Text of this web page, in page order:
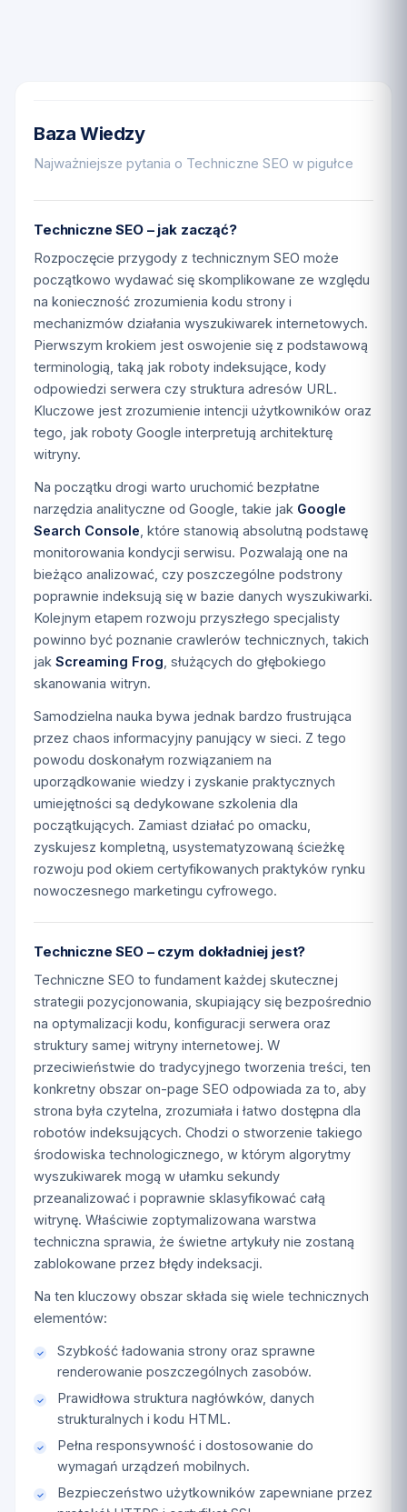
Baza Wiedzy
Najważniejsze pytania o Techniczne SEO w pigułce
Techniczne SEO – jak zacząć?
Rozpoczęcie przygody z technicznym SEO może
początkowo wydawać się skomplikowane ze względu
na konieczność zrozumienia kodu strony i
mechanizmów działania wyszukiwarek internetowych.
Pierwszym krokiem jest oswojenie się z podstawową
terminologią, taką jak roboty indeksujące, kody
odpowiedzi serwera czy struktura adresów URL.
Kluczowe jest zrozumienie intencji użytkowników oraz
tego, jak roboty Google interpretują architekturę
witryny.
Na początku drogi warto uruchomić bezpłatne
narzędzia analityczne od Google, takie jak Google
Search Console , które stanowią absolutną podstawę
monitorowania kondycji serwisu. Pozwalają one na
bieżąco analizować, czy poszczególne podstrony
poprawnie indeksują się w bazie danych wyszukiwarki.
Kolejnym etapem rozwoju przyszłego specjalisty
powinno być poznanie crawlerów technicznych, takich
jak Screaming Frog , służących do głębokiego
skanowania witryn.
Samodzielna nauka bywa jednak bardzo frustrująca
przez chaos informacyjny panujący w sieci. Z tego
powodu doskonałym rozwiązaniem na
uporządkowanie wiedzy i zyskanie praktycznych
umiejętności są dedykowane szkolenia dla
początkujących. Zamiast działać po omacku,
zyskujesz kompletną, usystematyzowaną ścieżkę
rozwoju pod okiem certyfikowanych praktyków rynku
nowoczesnego marketingu cyfrowego.
Techniczne SEO – czym dokładniej jest?
Techniczne SEO to fundament każdej skutecznej
strategii pozycjonowania, skupiający się bezpośrednio
na optymalizacji kodu, konfiguracji serwera oraz
struktury samej witryny internetowej. W
przeciwieństwie do tradycyjnego tworzenia treści, ten
konkretny obszar on-page SEO odpowiada za to, aby
strona była czytelna, zrozumiała i łatwo dostępna dla
robotów indeksujących. Chodzi o stworzenie takiego
środowiska technologicznego, w którym algorytmy
wyszukiwarek mogą w ułamku sekundy
przeanalizować i poprawnie sklasyfikować całą
witrynę. Właściwie zoptymalizowana warstwa
techniczna sprawia, że świetne artykuły nie zostaną
zablokowane przez błędy indeksacji.
Na ten kluczowy obszar składa się wiele technicznych
elementów:
Szybkość ładowania strony oraz sprawne
renderowanie poszczególnych zasobów.
Prawidłowa struktura nagłówków, danych
strukturalnych i kodu HTML.
Pełna responsywność i dostosowanie do
wymagań urządzeń mobilnych.
Bezpieczeństwo użytkowników zapewniane przez